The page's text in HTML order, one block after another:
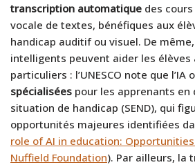
transcription automatique des
vocale de textes, bénéfiques aux
handicap auditif ou visuel. De
intelligents peuvent aider les élèves
particuliers : l’UNESCO note que l’IA
spécialisées pour les apprenants en
situation de handicap (SEND), qui
opportunités majeures identifiées
role of AI in education:
Nuffield Foundation). Par ailleurs, la